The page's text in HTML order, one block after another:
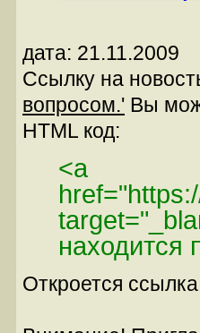
дата: 21.11.2009
Ссылку на
вопросом.' Вы
HTML код:
<a
находится
Откроется